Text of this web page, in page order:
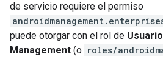
de servicio requiere el permiso
puede otorgar con el rol de
Management (o roles/